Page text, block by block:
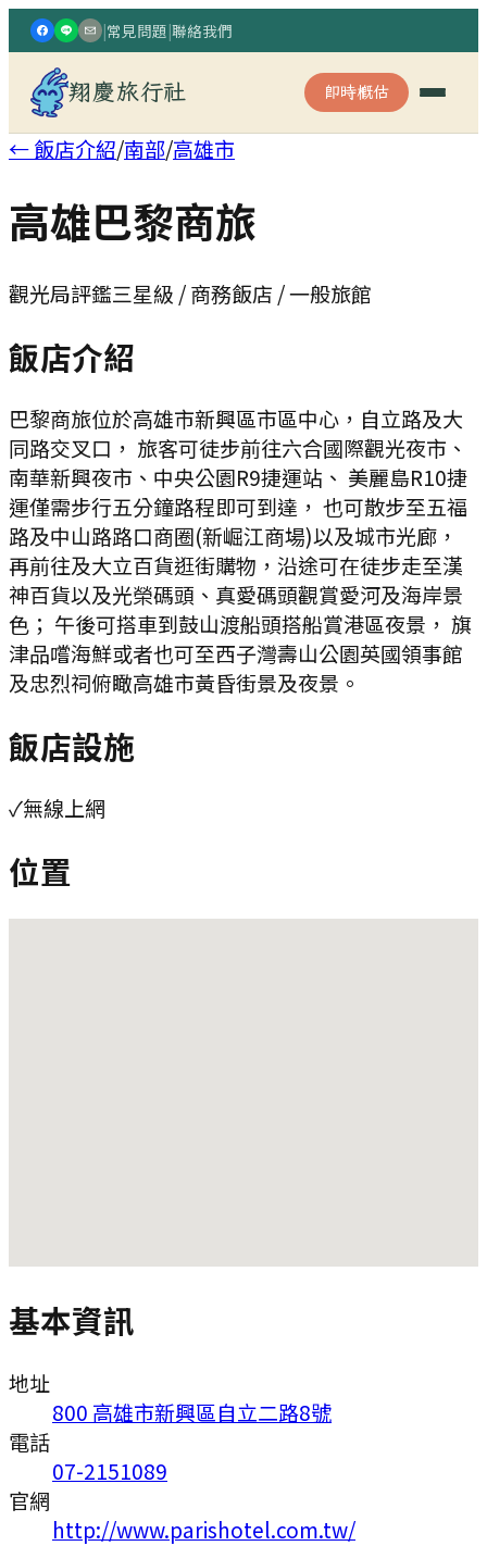
|常見問題|聯絡我們
翔慶旅行社 即時概估
← 飯店介紹/南部/高雄市
高雄巴黎商旅
觀光局評鑑三星級 / 商務飯店 / 一般旅館
飯店介紹
巴黎商旅位於高雄市新興區市區中心，自立路及大
同路交叉口， 旅客可徒步前往六合國際觀光夜市、
南華新興夜市、中央公園R9捷運站、 美麗島R10捷
運僅需步行五分鐘路程即可到達， 也可散步至五福
路及中山路路口商圈(新崛江商場)以及城市光廊，
再前往及大立百貨逛街購物，沿途可在徒步走至漢
神百貨以及光榮碼頭、真愛碼頭觀賞愛河及海岸景
色； 午後可搭車到鼓山渡船頭搭船賞港區夜景， 旗
津品嚐海鮮或者也可至西子灣壽山公園英國領事館
及忠烈祠俯瞰高雄市黃昏街景及夜景。
飯店設施
✓無線上網
位置
基本資訊
地址
800 高雄市新興區自立二路8號
電話
07-2151089
官網
http://www.parishotel.com.tw/